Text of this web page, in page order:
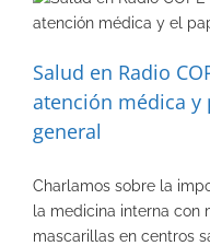
Salud en Radio
atención médica y
general
Charlamos sobre la
la medicina interna con
mascarillas en centros